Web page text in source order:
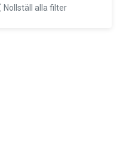
Nollställ alla filter